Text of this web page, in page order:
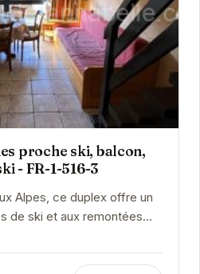
proche ski, balcon,
- FR-1-516-3
Alpes, ce duplex offre un
de ski et aux remontées
balcon, son parking et son...